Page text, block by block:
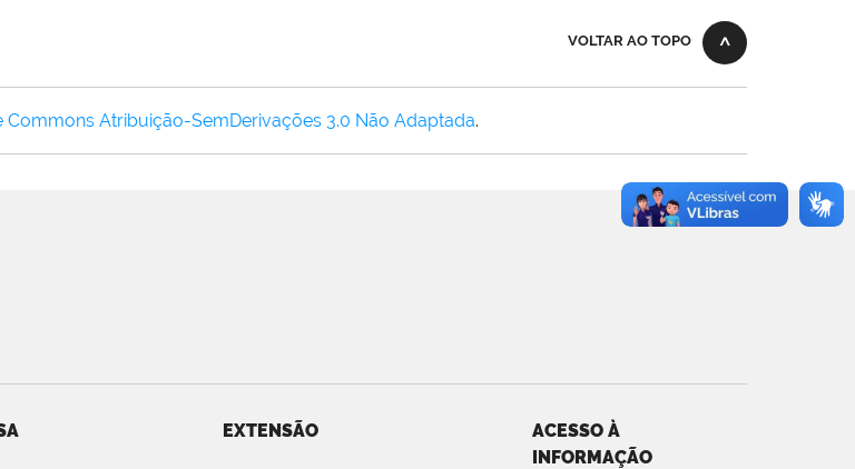
VOLTAR AO TOPO
Commons Atribuição-SemDerivações 3.0 Não Adaptada.
EXTENSÃO
ACESSO À
INFORMAÇÃO